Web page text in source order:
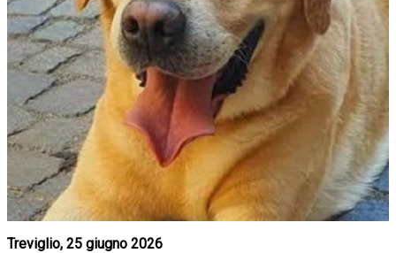
Treviglio, 25 giugno 2026